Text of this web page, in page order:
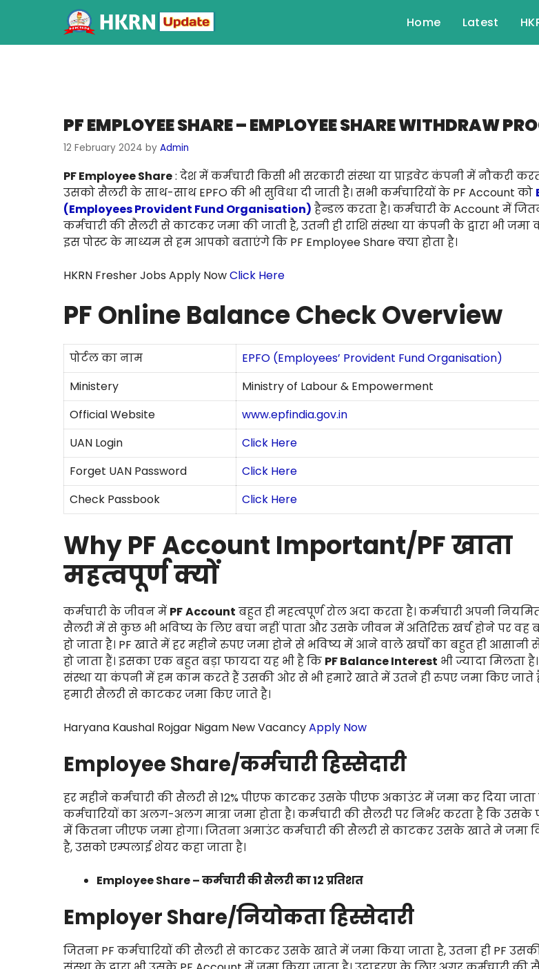
Home Latest
PF EMPLOYEE SHARE – EMPLOYEE SHARE WITHDRAW
12 February 2024 by Admin
PF Employee Share: देश में कर्मचारी किसी भी सरकारी संस्था या प्राइवेट कंपनी में नौकरी
उसको सैलरी के साथ-साथ EPFO की भी सुविधा दी जाती है। सभी कर्मचारियों के PF Account को
(Employees Provident Fund Organisation) हैन्डल करता है। कर्मचारी के Account में
कर्मचारी की सैलरी से काटकर जमा की जाती है, उतनी ही राशि संस्था या कंपनी के द्वारा भी जमा
इस पोस्ट के माध्यम से हम आपको बताएंगे कि PF Employee Share क्या होता है।
HKRN Fresher Jobs Apply NowClick Here
PF Online Balance Check Overview
पोर्टल का नाम
EPFO (Employees’ Provident Fund Organisation)
Ministery
Ministry of Labour & Empowerment
Official Website
www.epfindia.gov.in
UAN Login
Click Here
Forget UAN Password
Click Here
Check Passbook
Click Here
Why PF Account Important/PF खाता
महत्वपूर्ण क्यों
कर्मचारी के जीवन में PFAccount बहुत ही महत्वपूर्ण रोल अदा करता है। कर्मचारी अपनी
सैलरी में से कुछ भी भविष्य के लिए बचा नहीं पाता और उसके जीवन में अतिरिक्त खर्च होने पर वह
हो जाता है। PF खाते में हर महीने रुपए जमा होने से भविष्य में आने वाले खर्चों का बहुत ही आसानी
हो जाता हैं। इसका एक बहुत बड़ा फायदा यह भी है कि PF Balance Interest भी ज्यादा मिलता
संस्था या कंपनी में हम काम करते हैं उसकी ओर से भी हमारे खाते में उतने ही रुपए जमा किए जाते
हमारी सैलरी से काटकर जमा किए जाते है।
Haryana Kaushal Rojgar Nigam New VacancyApply Now
Employee Share/कर्मचारी हिस्सेदारी
हर महीने कर्मचारी की सैलरी से 12% पीएफ काटकर उसके पीएफ अकाउंट में जमा कर दिया जाता
कर्मचारियों का अलग-अलग मात्रा जमा होता है। कर्मचारी की सैलरी पर निर्भर करता है कि
में कितना जीएफ जमा होगा। जितना अमाउंट कर्मचारी की सैलरी से काटकर उसके खाते मे जमा
है, उसको एम्पलाई शेयर कहा जाता है।
Employee Share – कर्मचारी की सैलरी का 12 प्रतिशत
Employer Share/नियोकता हिस्सेदारी
जितना PF कर्मचारियों की सैलरी से काटकर उसके खाते में जमा किया जाता है, उतना ही PF